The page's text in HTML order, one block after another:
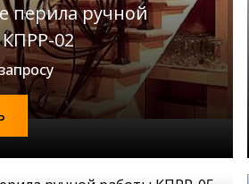
перила ручной
02